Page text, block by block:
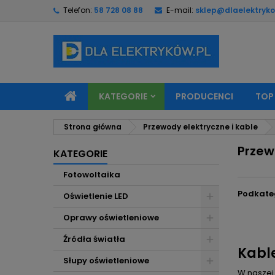
Telefon: 58 728 08 88 E-mail:
KATEGORIE PRODUCENCI
Strona główna Przewody elektryczne i kable
KATEGORIE
Fotowoltaika
Oświetlenie LED
Oprawy oświetleniowe
Źródła światła
Słupy oświetleniowe